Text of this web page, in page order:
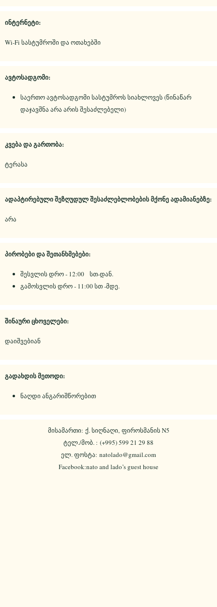
ინტერნეტი:
Wi-Fi სასტუმროში და ოთახებში
ავტოსადგომი:
საერთო ავტოსადგომი სასტუმროს სიახლოვეს (წინაწარ
დაჯავშნა არა არის შესაძლებელი)
კვება და გართობა:
ტერასა
ადაპტირებული შეზღუდულ შესაძლებლობების მქონე ადამიანებზე:
არა
პირობები და შეთანხმებები:
შესვლის დრო - 12:00 სთ-დან.
გამოსვლის დრო - 11:00 სთ -მდე.
შინაური ცხოველები:
დაიშვებიან
გადახდის მეთოდი:
ნაღდი ანგარიშწორებით
მისამართი: ქ. სიღნაღი, ფიროსმანის N5
ტელ./მობ. : (+995) 599 21 29 88
ელ. ფოსტა: natolado@gmail.com
Facebook:nato and lado’s guest house